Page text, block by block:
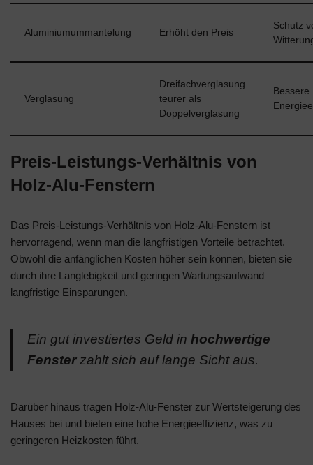
Aluminiumummantelung Erhöht den Preis
Schutz
Verglasung
Dreifachverglasung
teurer als
Doppelverglasung
Bessere
Preis-Leistungs-Verhältnis von
Holz-Alu-Fenstern
Das Preis-Leistungs-Verhältnis von Holz-Alu-Fenstern ist
hervorragend, wenn man die langfristigen Vorteile betrachtet.
Obwohl die anfänglichen Kosten höher sein können, bieten sie
durch ihre Langlebigkeit und geringen Wartungsaufwand
langfristige Einsparungen.
Ein gut investiertes Geld in hochwertige
Fensterzahlt sich auf lange Sicht aus.
Darüber hinaus tragen Holz-Alu-Fenster zur Wertsteigerung des
Hauses bei und bieten eine hohe Energieeffizienz, was zu
geringeren Heizkosten führt.